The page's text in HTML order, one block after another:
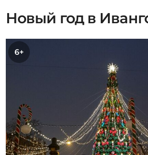
Новый год в
6+